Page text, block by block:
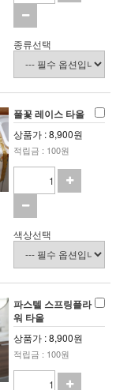
종류선택
풀꽃 레이스 타올
상품가 : 8,900원
적립금 : 100원
색상선택
파스텔 스프링플라
워 타올
상품가 : 8,900원
적립금 : 100원